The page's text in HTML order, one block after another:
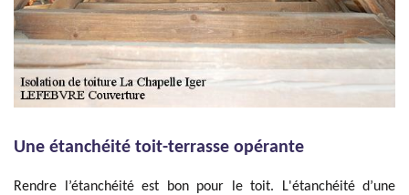
Une étanchéité toit-terrasse opérante
Rendre l’étanchéité est bon pour le toit. L'étanchéité d’une